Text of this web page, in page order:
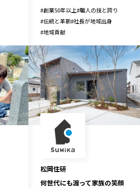
#創業50年以上#職人の技と誇り
#伝統と革新#社長が地域出身
#地域貢献
松岡住研
何世代にも渡って家族の笑顔